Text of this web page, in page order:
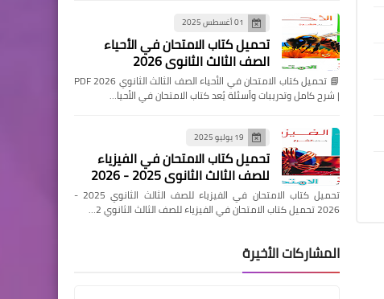
01 أغسطس 2025
تحميل كتاب الامتحان في الأحياء
الصف الثالث الثانوي 2026
📘 تحميل كتاب الامتحان في الأحياء الصف الثالث الثانوي 2026 PDF
| شرح كامل وتدريبات وأسئلة يُعد كتاب الامتحان في الأحيا…
19 يوليو 2025
تحميل كتاب الامتحان في الفيزياء
للصف الثالث الثانوي 2025 - 2026
تحميل كتاب الامتحان في الفيزياء للصف الثالث الثانوي 2025 -
2026 تحميل كتاب الامتحان في الفيزياء للصف الثالث الثانوي 2…
المشاركات الأخيرة